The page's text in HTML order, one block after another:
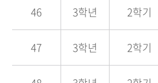
46 3학년 2학기
47 3학년 2학기